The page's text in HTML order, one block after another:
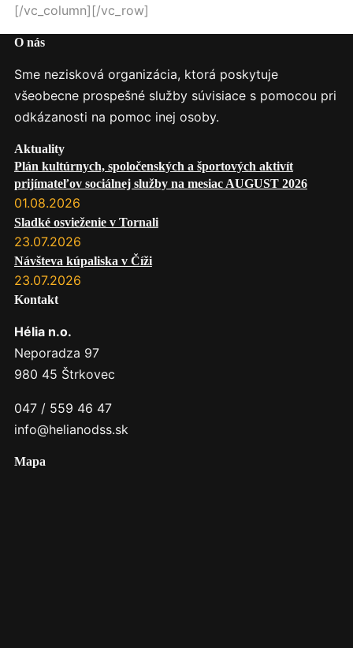
[/vc_column][/vc_row]
O nás
Sme nezisková organizácia, ktorá poskytuje
všeobecne prospešné služby súvisiace s pomocou pri
odkázanosti na pomoc inej osoby.
Aktuality
Plán kultúrnych, spoločenských a športových aktivít
prijímateľov sociálnej služby na mesiac AUGUST 2026
01.08.2026
Sladké osvieženie v Tornali
23.07.2026
Návšteva kúpaliska v Číži
23.07.2026
Kontakt
Hélia n.o.
Neporadza 97
980 45 Štrkovec
047 / 559 46 47
info@helianodss.sk
Mapa